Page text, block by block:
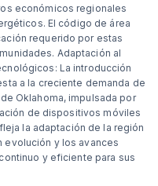
económicos regionales
El código de área
requerido por estas
Adaptación al
La introducción
a la creciente demanda de
Oklahoma, impulsada por
de dispositivos móviles
la adaptación de la región
evolución y los avances
y eficiente para sus